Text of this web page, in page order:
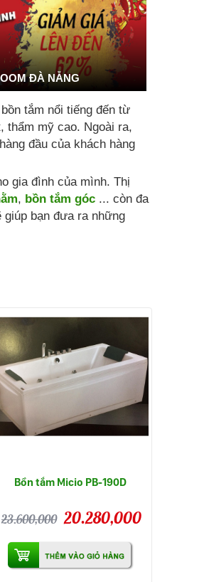
ĐÀ NẴNG
tắm nổi tiếng đến từ
thẩm mỹ cao. Ngoài ra,
đầu của khách hàng
gia đình của mình. Thị
, bồn tắm góc ... còn đa
bạn đưa ra những
Bồn tắm Micio PB-190D
23.600,000 20.280,000